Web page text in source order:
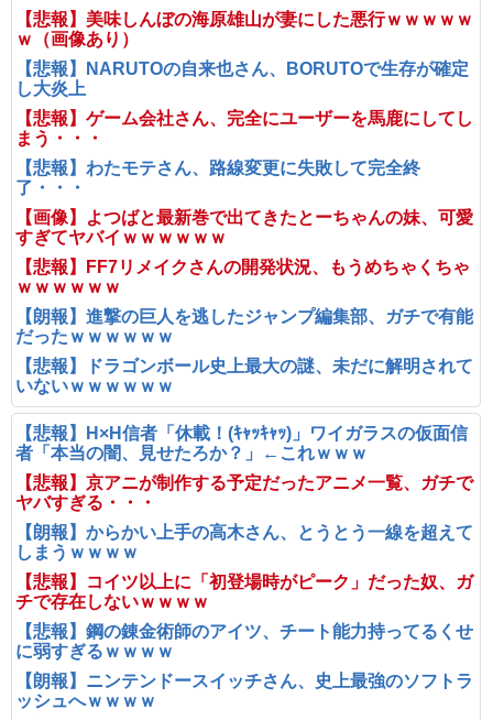
【悲報】美味しんぼの海原雄山が妻にした悪行ｗｗｗｗｗ
ｗ（画像あり）
【悲報】NARUTOの自来也さん、BORUTOで生存が確定
し大炎上
【悲報】ゲーム会社さん、完全にユーザーを馬鹿にしてし
まう・・・
【悲報】わたモテさん、路線変更に失敗して完全終
了・・・
【画像】よつばと最新巻で出てきたとーちゃんの妹、可愛
すぎてヤバイｗｗｗｗｗｗ
【悲報】FF7リメイクさんの開発状況、もうめちゃくちゃ
ｗｗｗｗｗｗ
【朗報】進撃の巨人を逃したジャンプ編集部、ガチで有能
だったｗｗｗｗｗｗ
【悲報】ドラゴンボール史上最大の謎、未だに解明されて
いないｗｗｗｗｗｗ
【悲報】H×H信者「休載！(ｷｬｯｷｬｯ)」ワイガラスの仮面信
者「本当の闇、見せたろか？」←これｗｗｗ
【悲報】京アニが制作する予定だったアニメ一覧、ガチで
ヤバすぎる・・・
【朗報】からかい上手の高木さん、とうとう一線を超えて
しまうｗｗｗｗ
【悲報】コイツ以上に「初登場時がピーク」だった奴、ガ
チで存在しないｗｗｗｗ
【悲報】鋼の錬金術師のアイツ、チート能力持ってるくせ
に弱すぎるｗｗｗｗ
【朗報】ニンテンドースイッチさん、史上最強のソフトラ
ッシュへｗｗｗｗ